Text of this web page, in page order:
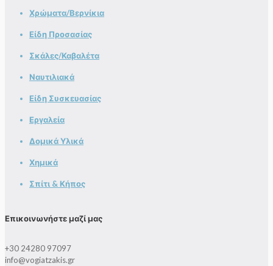
Χρώματα/Βερνίκια
Είδη Προσασίας
Σκάλες/Καβαλέτα
Ναυτιλιακά
Είδη Συσκευασίας
Εργαλεία
Δομικά Υλικά
Χημικά
Σπίτι & Κήπος
Επικοινωνήστε μαζί μας
+30 24280 97097
info@vogiatzakis.gr